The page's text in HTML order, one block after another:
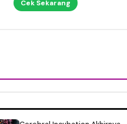
Cek Sekarang